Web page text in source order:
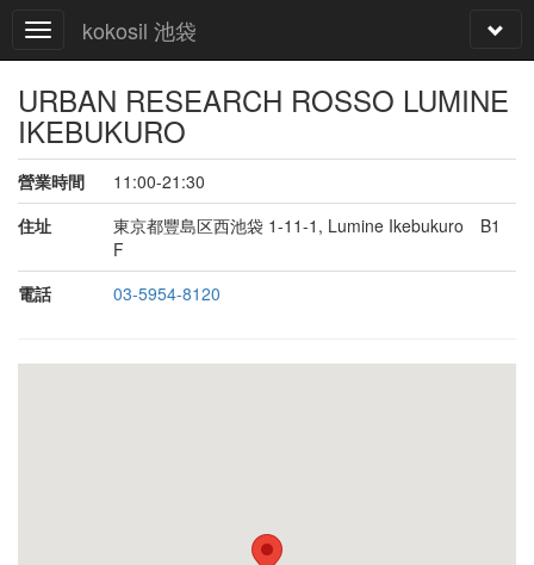
kokosil 池袋
URBAN RESEARCH ROSSO LUMINE
IKEBUKURO
營業時間
11:00-21:30
住址
東京都豐島区西池袋 1-11-1, Lumine Ikebukuro B1
F
電話
03-5954-8120